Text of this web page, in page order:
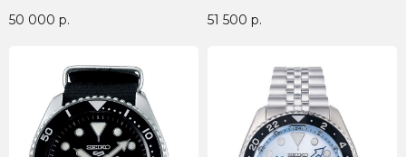
50 000 р. 51 500 р.
9 лет поставляем
оригинальные часы